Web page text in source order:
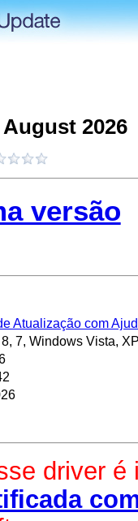
August 2026
versão
Atualização com
7, Windows Vista,
driver